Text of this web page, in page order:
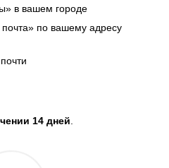
в вашем городе
по вашему адресу
14 дней.